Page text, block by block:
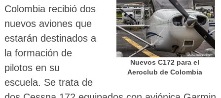
Nuevos C172 para el
Aeroclub de Colombia
Colombia recibió dos
nuevos aviones que
estarán destinados a
la formación de
pilotos en su
escuela. Se trata de